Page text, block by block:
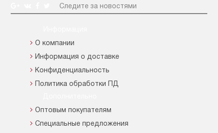
Следите за новостями
О компании
Информация о доставке
Конфиденциальность
Политика обработки ПД
Оптовым покупателям
Специальные предложения